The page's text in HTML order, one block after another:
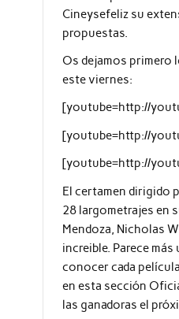
Cineysefeliz su
propuestas.
Os dejamos primero
este viernes:
[youtube=http://
[youtube=http://
[youtube=http://
El certamen dirigido
28 largometrajes en
Mendoza, Nicholas
increible. Parece
conocer cada
en esta sección
las ganadoras el